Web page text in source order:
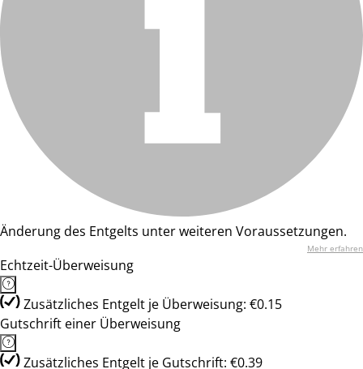
Änderung des Entgelts unter weiteren Voraussetzungen.
Mehr erfahren
Echtzeit-Überweisung
Zusätzliches Entgelt je Überweisung: €0.15
Gutschrift einer Überweisung
Zusätzliches Entgelt je Gutschrift: €0.39